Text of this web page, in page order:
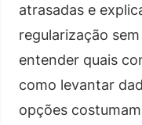
atrasadas e
regularização
entender quais
como levantar
opções